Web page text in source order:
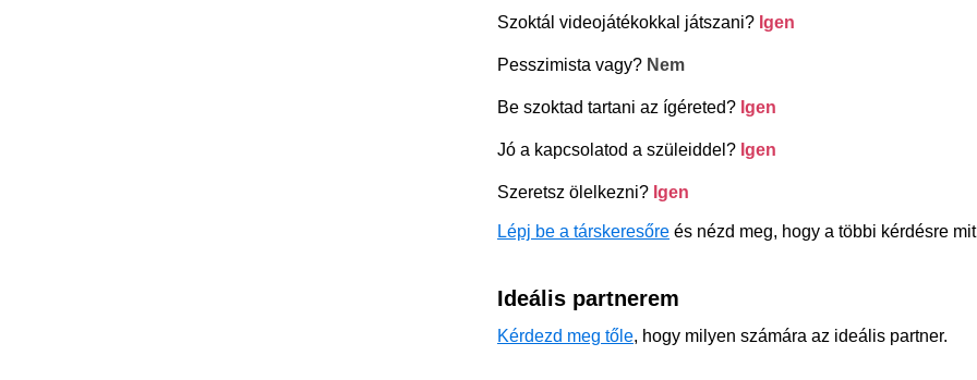
Szoktál videojátékokkal játszani? Igen
Pesszimista vagy? Nem
Be szoktad tartani az ígéreted? Igen
Jó a kapcsolatod a szüleiddel? Igen
Szeretsz ölelkezni? Igen
Lépj be a társkeresőre és nézd meg, hogy a többi kérdésre
Ideális partnerem
Kérdezd meg tőle, hogy milyen számára az ideális partner.